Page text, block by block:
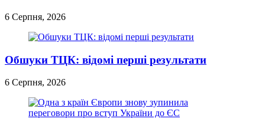
6 Серпня, 2026
Обшуки ТЦК: відомі перші результати
6 Серпня, 2026